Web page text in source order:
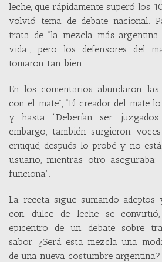
leche, que rápidamente superó los
volvió tema de debate nacional.
trata de “la mezcla más
vida”, pero los defensores del
tomaron tan bien.
En los comentarios abundaron
con el mate”, “El creador del mate
y hasta “Deberían ser
embargo, también surgieron
critiqué, después lo probé y no
usuario, mientras otro aseguraba:
funciona”.
La receta sigue sumando adeptos
con dulce de leche se
epicentro de un debate sobre
sabor. ¿Será esta mezcla una
de una nueva costumbre argentina?